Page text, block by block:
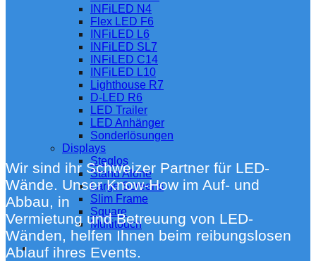
INFiLED N4
Flex LED F6
INFiLED L6
INFiLED SL7
INFiLED C14
INFiLED L10
Lighthouse R7
D-LED R6
LED Trailer
LED Anhänger
Sonderlösungen
Displays
Steglos
Stand Alone
Large Screens
Slim Frame
Square
Multitouch
Wir sind ihr Schweizer Partner für LED-
Wände. Unser Know-How im Auf- und
Abbau, in
Vermietung und Betreuung von LED-
Wänden, helfen Ihnen beim reibungslosen
Ablauf ihres Events.